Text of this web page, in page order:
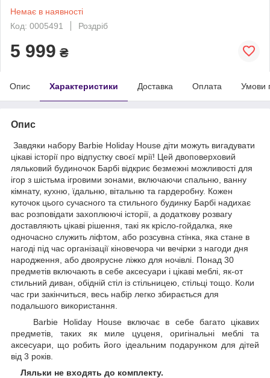
Немає в наявності
Код: 0005491
Роздріб
5 999 ₴
Опис Характеристики Доставка Оплата Умови
Опис
Завдяки набору Barbie Holiday House діти можуть вигадувати
цікаві історії про відпустку своєї мрії! Цей двоповерховий
ляльковий будиночок Барбі відкриє безмежні можливості для
ігор з шістьма ігровими зонами, включаючи спальню, ванну
кімнату, кухню, їдальню, вітальню та гардеробну. Кожен
куточок цього сучасного та стильного будинку Барбі надихає
вас розповідати захоплюючі історії, а додаткову розвагу
доставляють цікаві рішення, такі як крісло-гойдалка, яке
одночасно служить ліфтом, або розсувна стінка, яка стане в
нагоді під час організації кіновечора чи вечірки з нагоди дня
народження, або двоярусне ліжко для ночівлі. Понад 30
предметів включають в себе аксесуари і цікаві меблі, як-от
стильний диван, обідній стіл із стільницею, стільці тощо. Коли
час гри закінчиться, весь набір легко збирається для
подальшого використання.
Barbie Holiday House включає в себе багато цікавих
предметів, таких як миле цуценя, оригінальні меблі та
аксесуари, що робить його ідеальним подарунком для дітей
від 3 років.
Ляльки не входять до комплекту.